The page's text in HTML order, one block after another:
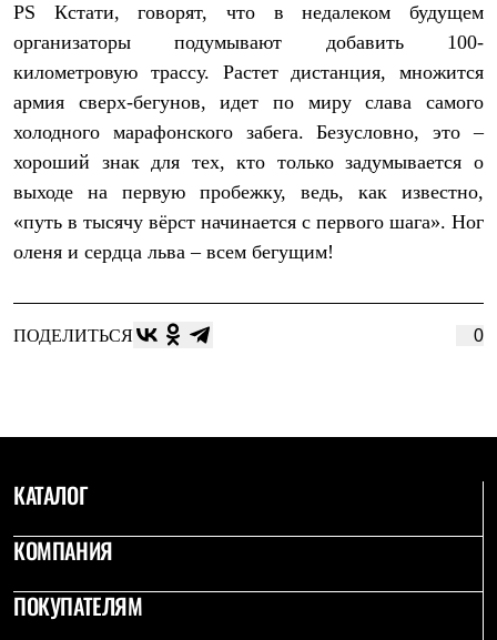
Кроссовки
Сапоги
Гамаши
Бахилы
Тапочки
Чуни
Уход за обувью
Аксессуары
Головные уборы
Шапки
Шарфы
Носки
Брелки
Ремни
Опушки
Термоковрики
Уход за одеждой
В Арктику
PS
Кстати, говорят, что в недалеком будущем
организаторы подумывают добавить 100-
километровую трассу. Растет дистанция, множится
армия сверх-бегунов, идет по миру слава самого
холодного марафонского забега. Безусловно, это –
хороший знак для тех, кто только задумывается о
выходе на первую пробежку, ведь, как известно,
«путь в тысячу вёрст начинается с первого шага». Ног
оленя и сердца льва – всем бегущим!
ПОДЕЛИТЬСЯ 0
КАТАЛОГ
КОМПАНИЯ
ПОКУПАТЕЛЯМ